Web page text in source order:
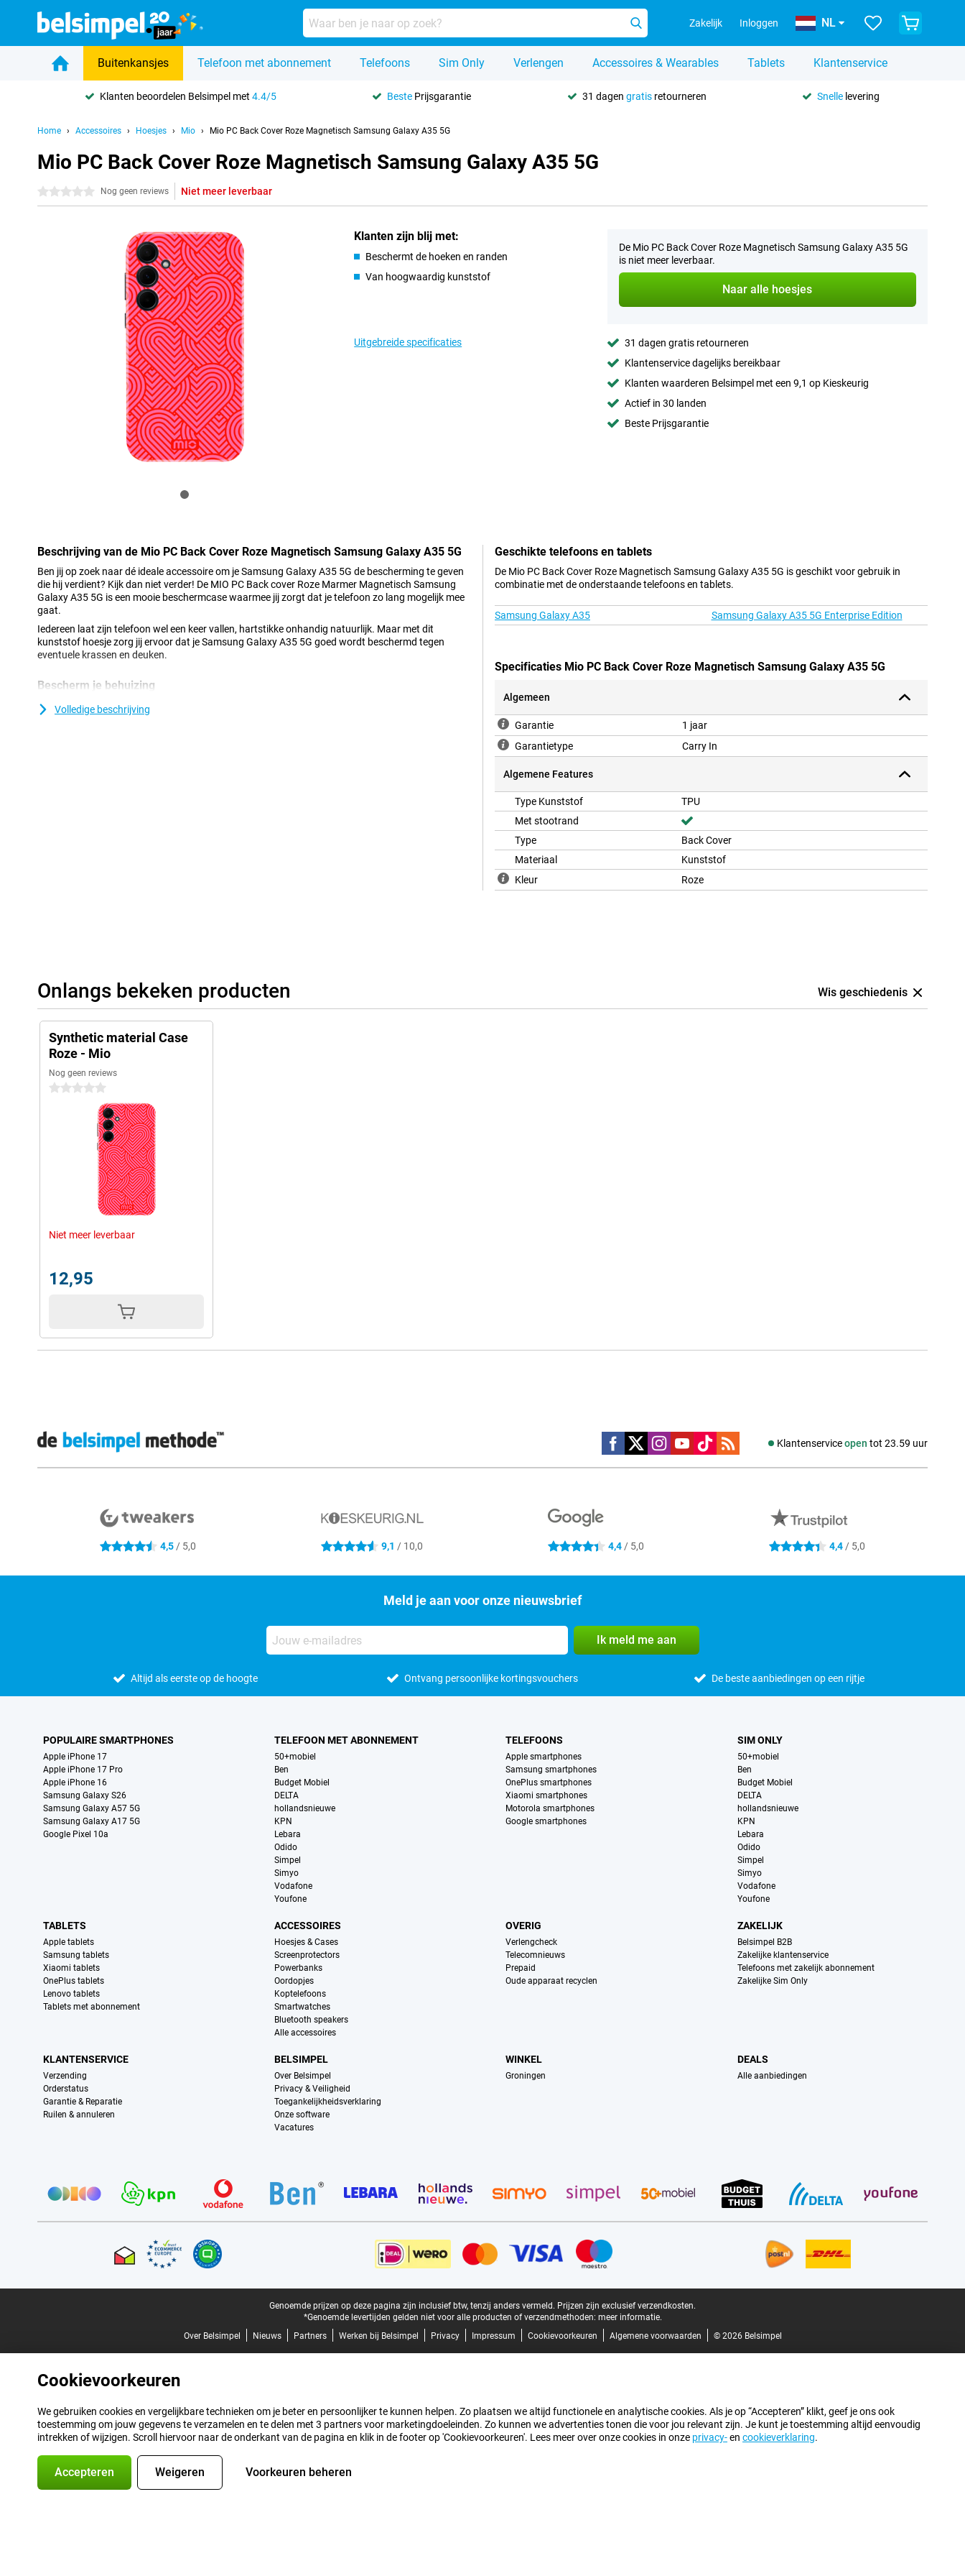
Zakelijk Inloggen NL
Buitenkansjes Telefoon met abonnement Telefoons Sim Only Verlengen Accessoires & Wearables Tablets Klantenservice
Klanten beoordelen Belsimpel met4.4/5 Beste Prijsgarantie 31 dagen gratisretourneren Snellelevering
Home Accessoires Hoesjes Mio Mio PC Back Cover Roze Magnetisch Samsung Galaxy A35 5G
Mio PC Back Cover Roze Magnetisch Samsung Galaxy A35 5G
0 sterren Nog geen reviews Niet meer leverbaar
Klanten zijn blij met:
Beschermt de hoeken en randen
Van hoogwaardig kunststof
Uitgebreide specificaties
De Mio PC Back Cover Roze Magnetisch Samsung Galaxy A35 5G
is niet meer leverbaar.
Naar alle hoesjes
31 dagen gratis retourneren
Klantenservice dagelijks bereikbaar
Klanten waarderen Belsimpel met een 9,1 op Kieskeurig
Actief in 30 landen
Beste Prijsgarantie
Beschrijving van de Mio PC Back Cover Roze Magnetisch Samsung Galaxy A35 5G
Ben jij op zoek naar dé ideale accessoire om je Samsung Galaxy A35 5G de bescherming te geven
die hij verdient? Kijk dan niet verder! De MIO PC Back cover Roze Marmer Magnetisch Samsung
Galaxy A35 5G is een mooie beschermcase waarmee jij zorgt dat je telefoon zo lang mogelijk mee
gaat.
Iedereen laat zijn telefoon wel een keer vallen, hartstikke onhandig natuurlijk. Maar met dit
kunststof hoesje zorg jij ervoor dat je Samsung Galaxy A35 5G goed wordt beschermd tegen
eventuele krassen en deuken.
Bescherm je behuizing
Veel meer toestellen zijn tegenwoordig vervaardigd van glas. Daarmee wordt het ook belangrijker
om je toestel te beschermen met een hoesje. Je wilt immers niet dat er een barst in je telefoon
Volledige beschrijving
Geschikte telefoons en tablets
De Mio PC Back Cover Roze Magnetisch Samsung Galaxy A35 5G is geschikt voor gebruik in
combinatie met de onderstaande telefoons en tablets.
Samsung Galaxy A35 Samsung Galaxy A35 5G Enterprise Edition
Specificaties Mio PC Back Cover Roze Magnetisch Samsung Galaxy A35 5G
Algemeen
Garantie
1 jaar
Garantietype
Carry In
Algemene Features
Type Kunststof
TPU
Met stootrand
Type
Back Cover
Materiaal
Kunststof
Kleur
Roze
Onlangs bekeken producten Wis geschiedenis
Synthetic material Case
Roze - Mio
Nog geen reviews
0 sterren
Niet meer leverbaar
12,95
Klantenserviceopen tot 23.59 uur
Social media
4.5 sterren 4,5/ 5,0 4.6 sterren 9,1 / 10,0 4.4 sterren 4,4 / 5,0 4.4 sterren 4,4 / 5,0
Meld je aan voor onze nieuwsbrief
Ik meld me aan
Altijd als eerste op de hoogte Ontvang persoonlijke kortingsvouchers De beste aanbiedingen op een rijtje
POPULAIRE SMARTPHONES
Apple iPhone 17
Apple iPhone 17 Pro
Apple iPhone 16
Samsung Galaxy S26
Samsung Galaxy A57 5G
Samsung Galaxy A17 5G
Google Pixel 10a
TELEFOON MET ABONNEMENT
50+mobiel
Ben
Budget Mobiel
DELTA
hollandsnieuwe
KPN
Lebara
Odido
Simpel
Simyo
Vodafone
Youfone
TELEFOONS
Apple smartphones
Samsung smartphones
OnePlus smartphones
Xiaomi smartphones
Motorola smartphones
Google smartphones
SIM ONLY
50+mobiel
Ben
Budget Mobiel
DELTA
hollandsnieuwe
KPN
Lebara
Odido
Simpel
Simyo
Vodafone
Youfone
TABLETS
Apple tablets
Samsung tablets
Xiaomi tablets
OnePlus tablets
Lenovo tablets
Tablets met abonnement
ACCESSOIRES
Hoesjes & Cases
Screenprotectors
Powerbanks
Oordopjes
Koptelefoons
Smartwatches
Bluetooth speakers
Alle accessoires
OVERIG
Verlengcheck
Telecomnieuws
Prepaid
Oude apparaat recyclen
ZAKELIJK
Belsimpel B2B
Zakelijke klantenservice
Telefoons met zakelijk abonnement
Zakelijke Sim Only
KLANTENSERVICE
Verzending
Orderstatus
Garantie & Reparatie
Ruilen & annuleren
BELSIMPEL
Over Belsimpel
Privacy & Veiligheid
Toegankelijkheidsverklaring
Onze software
Vacatures
WINKEL
Groningen
DEALS
Alle aanbiedingen
Genoemde prijzen op deze pagina zijn inclusief btw, tenzij anders vermeld. Prijzen zijn exclusief verzendkosten.
*Genoemde levertijden gelden niet voor alle producten of verzendmethoden: meer informatie.
Over Belsimpel
Nieuws Partners Werken bij Belsimpel Privacy Impressum Cookievoorkeuren Algemene voorwaarden © 2026 Belsimpel
Cookievoorkeuren
We gebruiken cookies en vergelijkbare technieken om je beter en persoonlijker te kunnen helpen. Zo plaatsen we altijd functionele en analytische cookies. Als je op “Accepteren” klikt, geef je ons ook
toestemming om jouw gegevens te verzamelen en te delen met 3 partners voor marketingdoeleinden. Zo kunnen we advertenties tonen die voor jou relevant zijn. Je kunt je toestemming altijd eenvoudig
intrekken of wijzigen. Scroll hiervoor naar de onderkant van de pagina en klik in de footer op 'Cookievoorkeuren'. Lees meer over onze cookies in onze privacy-en cookieverklaring.
Accepteren Weigeren Voorkeuren beheren